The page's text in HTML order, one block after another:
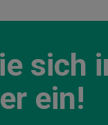
sich
ein!